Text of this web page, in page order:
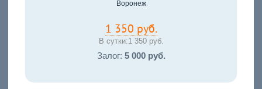
Воронеж
1 350 руб.
В сутки:1 350 руб.
Залог: 5 000 руб.